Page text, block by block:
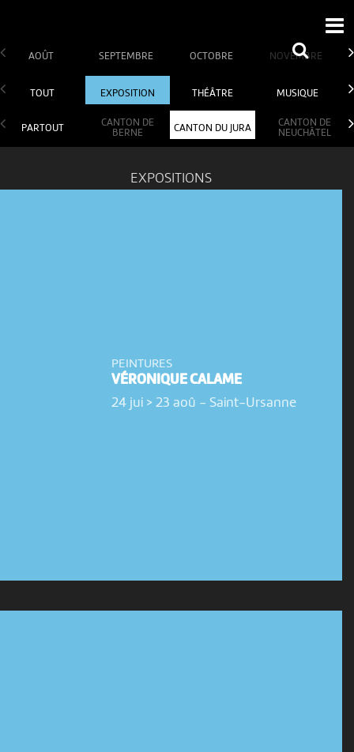
AOÛT SEPTEMBRE OCTOBRE NOVEMBRE
TOUT EXPOSITION THÉÂTRE MUSIQUE
PARTOUT
CANTON DE
BERNE
CANTON DU JURA
CANTON DE
NEUCHÂTEL
EXPOSITIONS
PEINTURES
VÉRONIQUE CALAME
24 jui > 23 aoû - Saint-Ursanne